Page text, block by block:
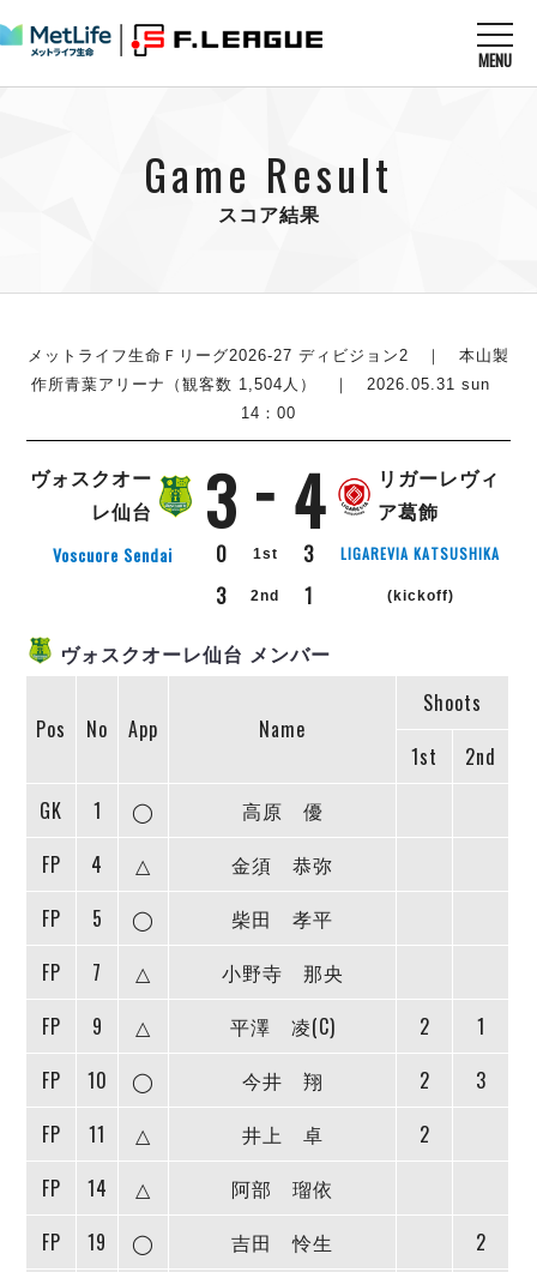
MENU
すべてのニュース
U-23選抜
チケット
メディア情報
その他
試合を観る MATCHES
順位表
戦績表
警告・退場・出場停止選手
個人ランキング｜シュート
個人ランキング｜シュート成功率
個人ランキング｜第2PK
メットライフ生命Ｆ２リーグ
戦績表
個人ランキング｜ゴール
個人ランキング｜シュート成功率
メットライフ生命Ｆリーグカップ 2026
試合日程・結果
アリーナ情報
チケット情報
バルドラール浦安
フウガドールすみだ
しながわシティ
立川アスレティックFC
ペスカドーラ町田
名古屋オーシャンズ
ボルクバレット北九州
メットライフ生命Ｆ２リーグ
マルバ水戸FC
Y．S．C．C．横浜
ヴィンセドール白山
デウソン神戸
ミラクルスマイル新居浜
チケットを買う TICKET
アリーナ情報
ABOUT US
リーグ要項
アリーナ観戦マナー&ルール
Ｆリーグカップ 試合記録
リーグ統計データ
ハットトリック
担当審判員
選手の通算記録（Ｆ１）
エスポラーダ北海道
フウガドールすみだ
しながわシティ
Game Result
スコア結果
メットライフ生命Ｆリーグ2026-27 ディビジョン2
｜ 本山製
作所青葉アリーナ（観客数 1,504人） ｜ 2026.05.31 sun
14：00
ヴォスクオー
レ仙台
3 4
リガーレヴィ
ア葛飾
Voscuore Sendai 0 1st 3 LIGAREVIA KATSUSHIKA
3 2nd 1 (kickoff)
ヴォスクオーレ仙台 メンバー
Pos No App Name
Shoots
1st
2nd
GK
1 ◯
高原 優
FP
4 △
金須 恭弥
FP
5 ◯
柴田 孝平
FP
7 △
小野寺 那央
FP
9 △ 平澤 凌(C) 2
1
FP
10 ◯ 今井 翔 2
3
FP
11 △ 井上 卓
2
FP
14 △
阿部 瑠依
FP
19 ◯ 吉田 怜生
2